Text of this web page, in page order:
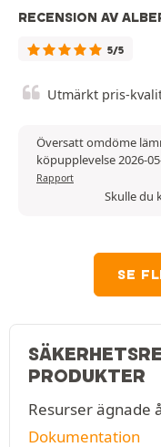
RECENSION AV
5/5
Utmärkt pris-
Översatt omdöme
köpupplevelse 2026-
Rapport
Skulle du
SE
PRODUKTER
Resurser ägnade
Dokumentation